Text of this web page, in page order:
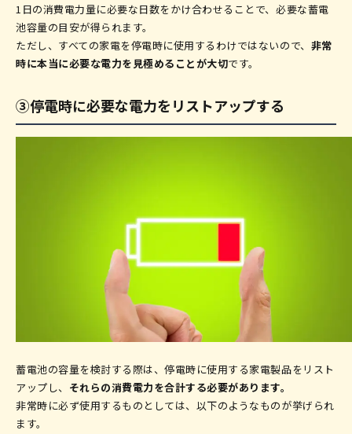
1日の消費電力量に必要な日数をかけ合わせることで、必要な蓄電
池容量の目安が得られます。
ただし、すべての家電を停電時に使用するわけではないので、 非常
時に本当に必要な電力を見極めることが大切です。
③停電時に必要な電力をリストアップする
蓄電池の容量を検討する際は、停電時に使用する家電製品をリスト
アップし、 それらの消費電力を合計する必要があります。
非常時に必ず使用するものとしては、以下のようなものが挙げられ
ます。